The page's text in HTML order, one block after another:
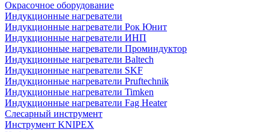
Окрасочное оборудование
Индукционные нагреватели
Индукционные нагреватели Рок Юнит
Индукционные нагреватели ИНП
Индукционные нагреватели Проминдуктор
Индукционные нагреватели Baltech
Индукционные нагреватели SKF
Индукционные нагреватели Pruftechnik
Индукционные нагреватели Timken
Индукционные нагреватели Fag Heater
Слесарный инструмент
Инструмент KNIPEX